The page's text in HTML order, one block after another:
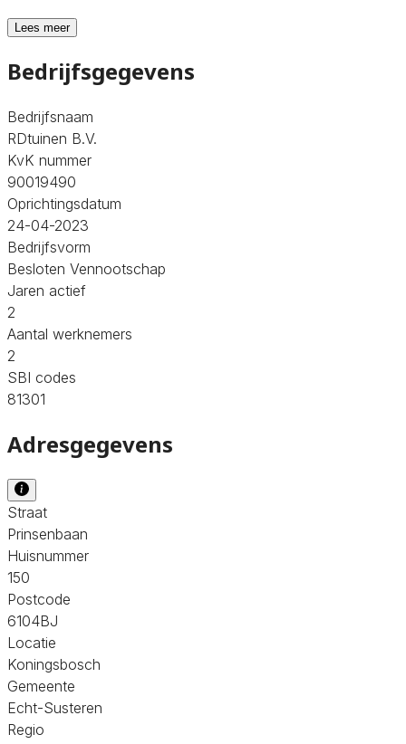
Lees meer
Bedrijfsgegevens
Bedrijfsnaam
RDtuinen B.V.
KvK nummer
90019490
Oprichtingsdatum
24-04-2023
Bedrijfsvorm
Besloten Vennootschap
Jaren actief
2
Aantal werknemers
2
SBI codes
81301
Adresgegevens
Straat
Prinsenbaan
Huisnummer
150
Postcode
6104BJ
Locatie
Koningsbosch
Gemeente
Echt-Susteren
Regio